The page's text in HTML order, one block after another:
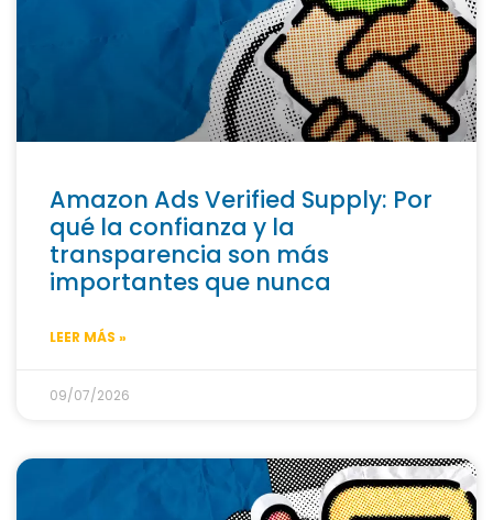
Amazon Ads Verified Supply: Por
qué la confianza y la
transparencia son más
importantes que nunca
LEER MÁS »
09/07/2026